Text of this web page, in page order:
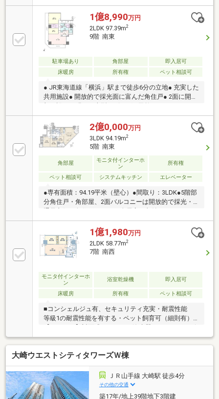
ー、食器洗い乾燥機など充実したキッチン設備・浴室
にはミストサウナ機能付ガス浴室暖房乾燥機「ミステ
ィ」を採用・トイレは手洗いカウンターもあり、節水
機能付きのタンクレストイレ・省エネタイプの高効率
給湯器「エコジョーズ」・給気口は侵入する音を軽減
させる防音フードを採用・サッシは遮音性を高める遮
音等級T-3を採用・ペット飼育可能（飼育細則による制
限あり）
1億8,990万円
2LDK 97.39m2
9階 南東
駐車場あり 角部屋
即入居可
床暖房
所有権 ペット相談可
● JR東海道線「横浜」駅まで徒歩6分の立地● 充実した
共用施設● 開放的で採光面に富んだ角住戸● 2面に開口
部を設けた明るい大型リビング● 天然石のシステムキ
ッチン。ディスポーザー有り● LDK・洋室（2）に床暖
房有り● WICとSICのある収納豊富な間取り設計● 各階
にダストステーション有り● ホテルライクな内廊下設
計のマンション● ダブルオートロックシステム※インタ
ーネットサービス利用料：月額770円※スカパーJSAT
施設使用料：月額385円※エネルギー見える化サービ
ス：月額110円※駐車場・バイク置場・駐輪場空状況の
詳細は担当者までご確認ください
2億0,000万円
3LDK 94.19m2
5階 南東
角部屋
モニタ付インターホ
ン
所有権
ペット相談可 システムキッチン エレベーター
●専有面積：94.19平米（壁心）●間取り：3LDK●5階部
分角住戸・角部屋、2面バルコニーは開放的で採光・
浴室はゆとりのある1620サイズ、一日の疲れをゆっく
りと癒せます●ペット2匹まで飼育可(細則あり)大切な
家族と一緒に暮らすことができます。●充実の共用施
設コンシェルジュデスク・オーナーズラウンジ、ミー
ティングルーム、ガーデンビューライブラリー●充実
エレベーター内防犯カメラ 等で安全な暮らしを守りま
1億1,980万円
2LDK 58.77m2
7階 南西
モニタ付インターホ
ン
浴室乾燥機 即入居可
床暖房 所有権 ペット相談可
■コンシェルジュ有、セキュリティ充実・耐震性能
等級1の耐震性能を有する・ペット飼育可（細則有）
ー、食器洗浄乾燥機、造作食器棚【バスルーム】保温
浴槽、ミストサウナ、浴室暖房乾燥機、キレイサーモ
フロア【パウダールーム】天然御影石の洗面カウンタ
ートップ、三面鏡収納【トイレ】超節水タンクレスト
イレ【設備】床暖房、テレビモニタ付インターホン、
全居室フローリング、人感照明センサー、複層ガラス
【共用施設】コンシェルジュデスク・オーナーズラウ
大崎ウエストシティタワーズＷ棟
ＪＲ山手線 大崎駅 徒歩4分
その他の交通
築17年/地上39階地下3階建